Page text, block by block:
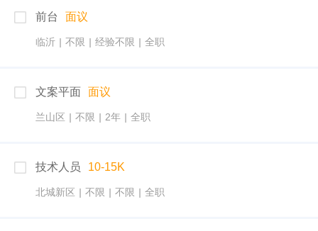
前台 面议
临沂 | 不限 | 经验不限 | 全职
文案平面 面议
兰山区 | 不限 | 2年 | 全职
技术人员 10-15K
北城新区 | 不限 | 不限 | 全职